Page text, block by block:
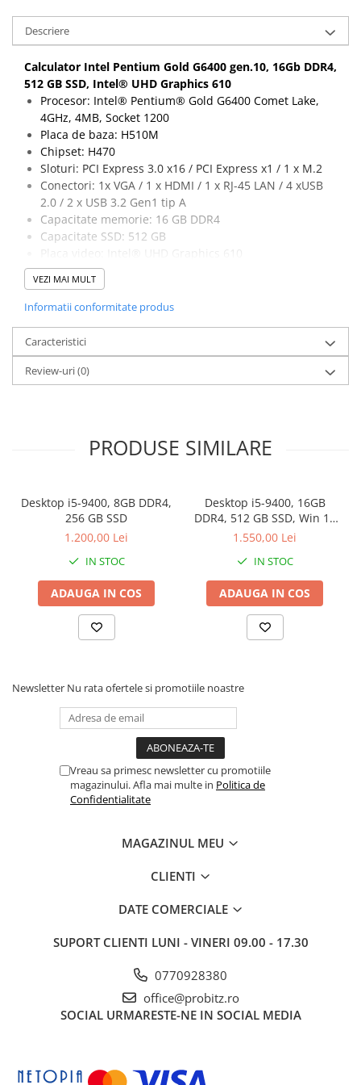
Calculatoare All-in-One RENEW
Componente All-in-One
Monitoare
Monitoare NOI
Monitoare Refurbished
Monitoare Renew
Monitoare Second-Hand
Servere
Hard Disk-uri SERVER
Accesorii server
Carcase server
Memorii RAM Server
Procesoare server
Sisteme server
Stabilizatoare de tensiune
Hard Disk-uri & SSD-uri externe
Accesorii UPS-uri
Statii GRAFICE
Statii GRAFICE NOI
Statii GRAFICE Refurbished
Imprimante&Consumabile
Accesorii Printing
Cartuse cerneala
Imprimante de format mare
Imprimante Foto
Imprimante Inkjet
Accesorii switch-uri
Adaptoare PowerLAN
Placi de retea
Descriere
Calculator Intel Pentium Gold G6400 gen.10, 16Gb DDR4,
512 GB SSD, Intel® UHD Graphics 610
Procesor: Intel® Pentium® Gold G6400 Comet Lake,
4GHz, 4MB, Socket 1200
Placa de baza: H510M
Chipset: H470
Sloturi: PCI Express 3.0 x16 / PCI Express x1 / 1 x M.2
Conectori: 1x VGA / 1 x HDMI / 1 x RJ-45 LAN / 4 xUSB
2.0 / 2 x USB 3.2 Gen1 tip A
Capacitate memorie: 16 GB DDR4
Capacitate SSD: 512 GB
VEZI MAI MULT
Informatii conformitate produs
Caracteristici
Review-uri(0)
PRODUSE SIMILARE
Desktop i5-9400, 8GB DDR4,
256 GB SSD
1.200,00 Lei
IN STOC
ADAUGA IN COS
Desktop i5-9400, 16GB
DDR4, 512 GB SSD, Win 11
Pro
1.550,00 Lei
IN STOC
ADAUGA IN COS
Newsletter Nu rata ofertele si promotiile noastre
Vreau sa primesc newsletter cu promotiile
magazinului. Afla mai multe in Politica de
Confidentialitate
MAGAZINUL MEU
CLIENTI
DATE COMERCIALE
SUPORT CLIENTI LUNI - VINERI 09.00 - 17.30
0770928380
office@probitz.ro
SOCIAL URMARESTE-NE IN SOCIAL MEDIA